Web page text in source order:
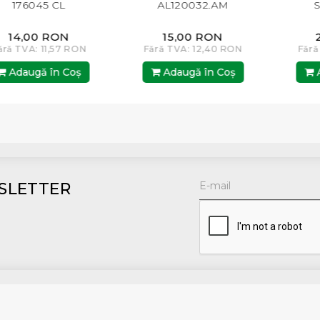
CL
RON
11,57 RON
în Coş
AL120032.AM
15,00 RON
Fără TVA: 12,40 RON
Adaugă în Coş
ST
27,00
Fără TVA: